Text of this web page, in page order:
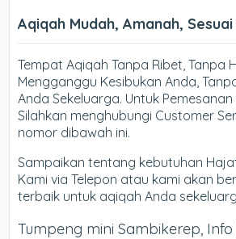
Aqiqah Mudah, Amanah,
Tempat Aqiqah Tanpa Ribet, Tanpa
Mengganggu Kesibukan Anda,
Anda Sekeluarga. Untuk
Silahkan menghubungi Customer
nomor dibawah ini.
Sampaikan tentang kebutuhan
Kami via Telepon atau kami akan
terbaik untuk aqiqah Anda
Tumpeng mini Sambikerep,